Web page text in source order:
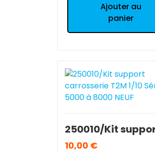
Ajouter au
panier
10,00 €